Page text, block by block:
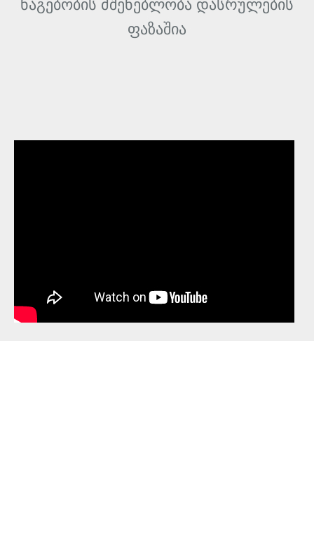
ნაგებობის მშენებლობა დასრულების
ფაზაშია